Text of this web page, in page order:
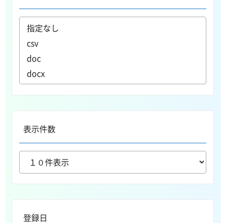
表示件数
登録日